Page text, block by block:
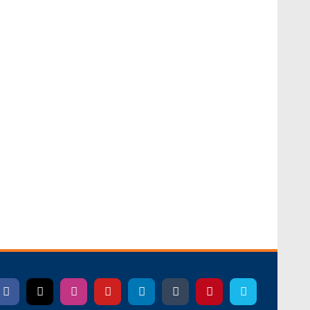
Facebook
X InstagramYouTubeLinkedInTumblrPinterestVimeo